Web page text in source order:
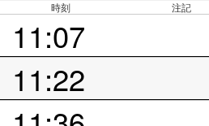
時刻 注記
11:07
11:22